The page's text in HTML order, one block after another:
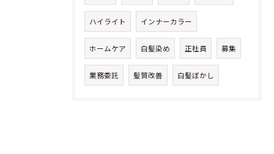
ハイライト インナーカラー
ホームケア 白髪染め 正社員 募集
業務委託 髪質改善 白髪ぼかし